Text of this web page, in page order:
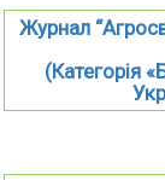
Журнал
(Категорія